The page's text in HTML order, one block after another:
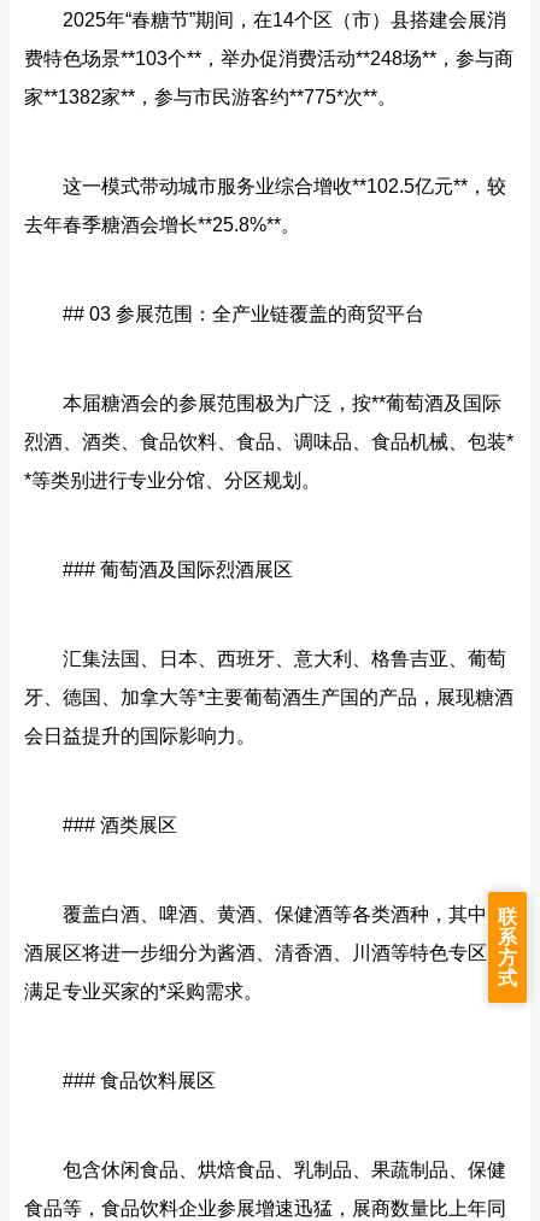
2025年“春糖节”期间，在14个区（市）县搭建会展消
费特色场景**103个**，举办促消费活动**248场**，参与商
家**1382家**，参与市民游客约**775*次**。
这一模式带动城市服务业综合增收**102.5亿元**，较
去年春季糖酒会增长**25.8%**。
## 03 参展范围：全产业链覆盖的商贸平台
本届糖酒会的参展范围极为广泛，按**葡萄酒及国际
烈酒、酒类、食品饮料、食品、调味品、食品机械、包装*
*等类别进行专业分馆、分区规划。
### 葡萄酒及国际烈酒展区
汇集法国、日本、西班牙、意大利、格鲁吉亚、葡萄
牙、德国、加拿大等*主要葡萄酒生产国的产品，展现糖酒
会日益提升的国际影响力。
### 酒类展区
覆盖白酒、啤酒、黄酒、保健酒等各类酒种，其中白
酒展区将进一步细分为酱酒、清香酒、川酒等特色专区，
满足专业买家的*采购需求。
### 食品饮料展区
包含休闲食品、烘焙食品、乳制品、果蔬制品、保健
食品等，食品饮料企业参展增速迅猛，展商数量比上年同
联
系
方
式